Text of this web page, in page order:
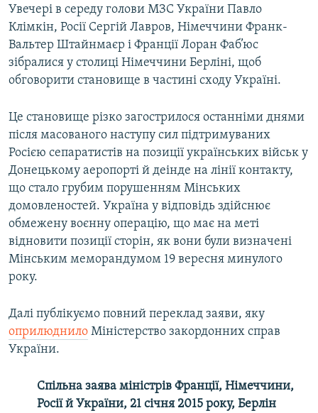
Увечері в середу голови МЗС України Павло
Клімкін, Росії Сергій Лавров, Німеччини Франк-
Вальтер Штайнмаєр і Франції Лоран Фаб’юс
зібралися у столиці Німеччини Берліні, щоб
обговорити становище в частині сходу Україні.
Це становище різко загострилося останніми днями
після масованого наступу сил підтримуваних
Росією сепаратистів на позиції українських військ у
Донецькому аеропорті й деінде на лінії контакту,
що стало грубим порушенням Мінських
домовленостей. Україна у відповідь здійснює
обмежену воєнну операцію, що має на меті
відновити позиції сторін, як вони були визначені
Мінським меморандумом 19 вересня минулого
року.
Далі публікуємо повний переклад заяви, яку
оприлюднило Міністерство закордонних справ
України.
Спільна заява міністрів Франції, Німеччини,
Росії й України, 21 січня 2015 року, Берлін